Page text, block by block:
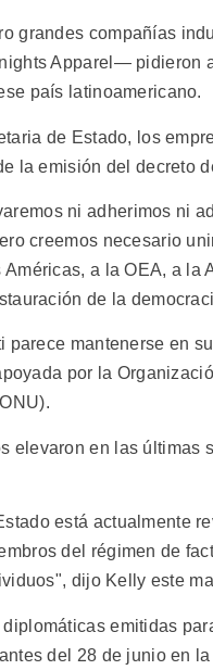
grandes compañías
Apparel— pidieron
país latinoamericano.
de Estado, los
la emisión del decreto
ni adherimos ni
creemos necesario
a la OEA, a
de la
parece mantenerse en
por la
elevaron en las últimas
está actualmente
del régimen de
dijo Kelly este
emitidas
del 28 de junio en